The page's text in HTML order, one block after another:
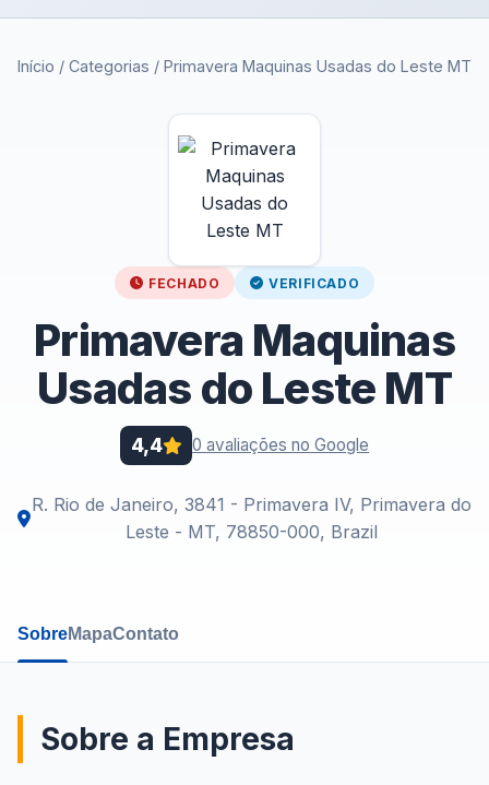
Início / Categorias / Primavera Maquinas Usadas do Leste MT
FECHADO VERIFICADO
Primavera Maquinas
Usadas do Leste MT
4,4 0 avaliações no Google
R. Rio de Janeiro, 3841 - Primavera IV, Primavera do
Leste - MT, 78850-000, Brazil
SobreMapaContato
Sobre a Empresa